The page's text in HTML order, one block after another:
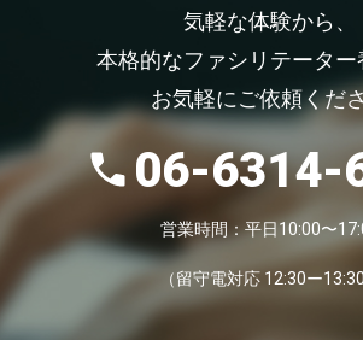
気軽な体験から、
本格的なファシリテーター
お気軽にご依頼くだ
06-6314-
営業時間：平日10:00〜
（留守電対応 12:30ー13:30